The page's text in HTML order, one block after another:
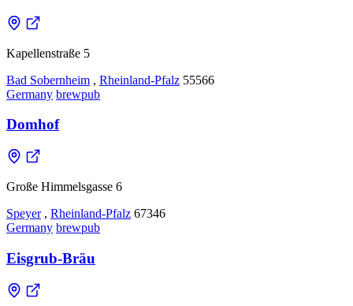
Kapellenstraße 5
Bad Sobernheim , Rheinland-Pfalz 55566
Germany brewpub
Domhof
Große Himmelsgasse 6
Speyer , Rheinland-Pfalz 67346
Germany brewpub
Eisgrub-Bräu